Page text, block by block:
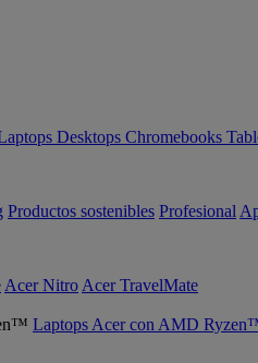
Desktops Chromebooks
Productos sostenibles Profesional
Acer Nitro Acer TravelMate
Laptops Acer con AMD